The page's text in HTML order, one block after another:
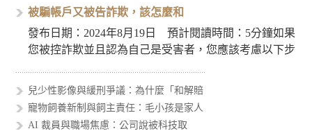
被騙帳戶又被告詐欺，該怎麼和
發布日期：2024年8月19日 預計閱讀時間：5分鐘如果
您被控詐欺並且認為自己是受害者，您應該考慮以下步
兒少性影像與緩刑爭議：為什麼「和解賠
寵物飼養新制與飼主責任：毛小孩是家人
AI 裁員與職場焦慮：公司說被科技取